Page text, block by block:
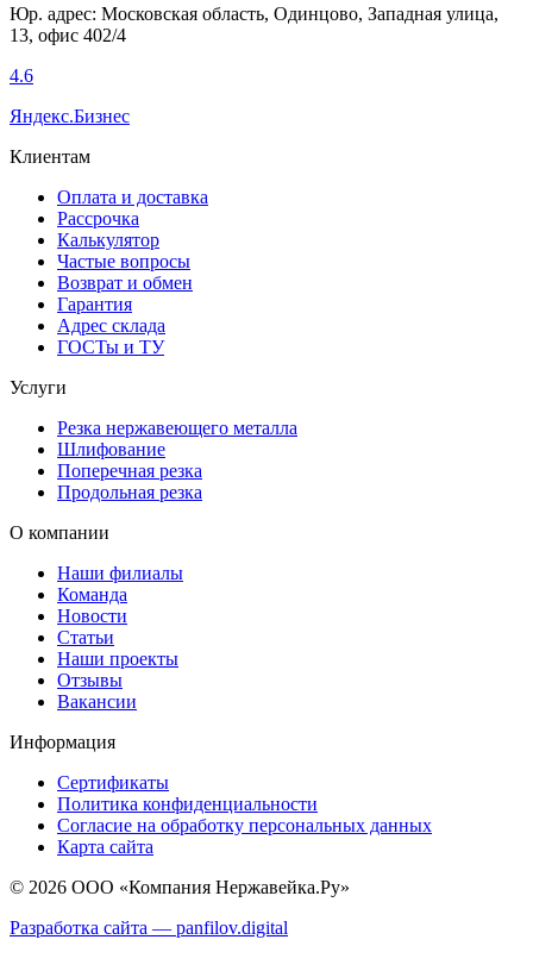
Юр. адрес: Московская область, Одинцово, Западная улица,
13, офис 402/4
4.6
Яндекс.Бизнес
Клиентам
Оплата и доставка
Рассрочка
Калькулятор
Частые вопросы
Возврат и обмен
Гарантия
Адрес склада
ГОСТы и ТУ
Услуги
Резка нержавеющего металла
Шлифование
Поперечная резка
Продольная резка
О компании
Наши филиалы
Команда
Новости
Статьи
Наши проекты
Отзывы
Вакансии
Информация
Сертификаты
Политика конфиденциальности
Согласие на обработку персональных данных
Карта сайта
© 2026 ООО «Компания Нержавейка.Ру»
Разработка сайта — panfilov.digital